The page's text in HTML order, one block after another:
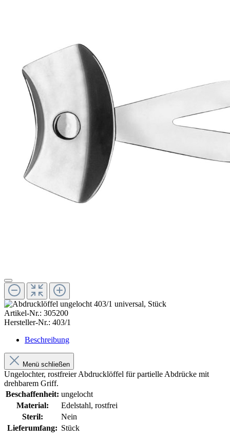
Artikel-Nr.: 305200
Hersteller-Nr.: 403/1
Beschreibung
Menü schließen
Ungelochter, rostfreier Abdrucklöffel für partielle Abdrücke mit
drehbarem Griff.
Beschaffenheit: ungelocht
Material:
Edelstahl, rostfrei
Steril:
Nein
Lieferumfang: Stück